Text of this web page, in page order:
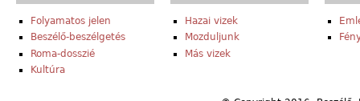
Folyamatos jelen
Beszélő-beszélgetés
Roma-dosszié
Kultúra
Hazai vizek
Mozduljunk
Más vizek